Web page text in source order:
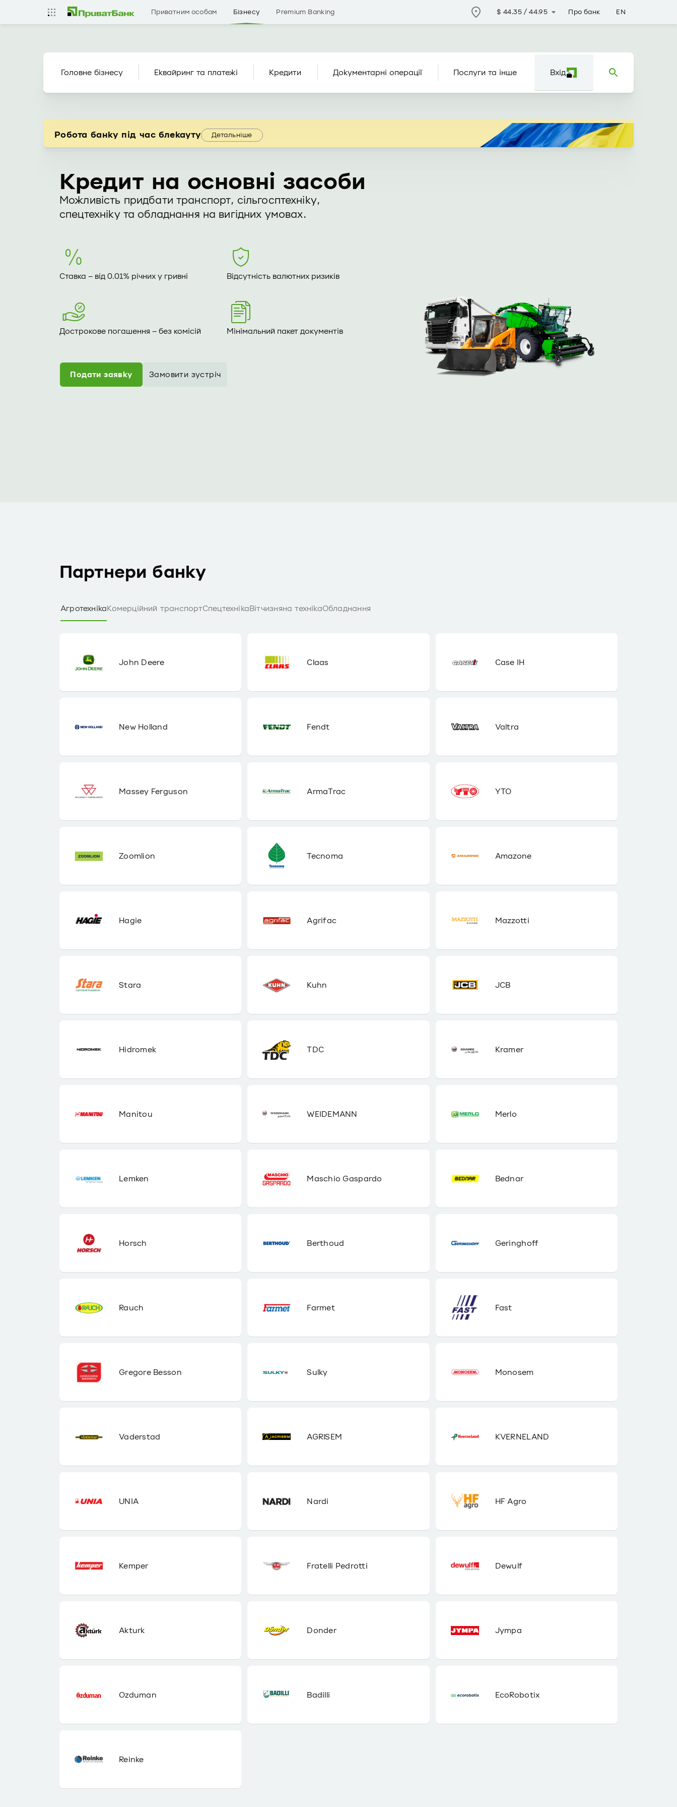
Приватним особам Бізнесу Premium Banking $ 44.35 /44.95 Про банк EN
Головне бізнесу Еквайринг та платежі Кредити Документарні операції Послуги та інше Вхід
Робота банку під час блекауту Детальніше
Кредит на основні засоби
Можливість придбати транспорт, сільгосптехніку,
спецтехніку та обладнання на вигідних умовах.
Ставка – від 0.01% річних у гривні Відсутність валютних ризиків
Дострокове погашення – без комісій Мінімальний пакет документів
Подати заявку Замовити зустріч
Партнери банку
АгротехнікаКомерційний транспортСпецтехнікаВітчизняна технікаОбладнання
John Deere Claas Case IH
New Holland Fendt Valtra
Massey Ferguson ArmaTrac YTO
Zoomlion Tecnoma Amazone
Hagie Agrifac Mazzotti
Stara Kuhn JCB
Hidromek TDC Kramer
Manitou WEIDEMANN Merlo
Lemken Maschio Gaspardo Bednar
Horsch Berthoud Geringhoff
Rauch Farmet Fast
Gregore Besson Sulky Monosem
Vaderstad AGRISEM KVERNELAND
UNIA Nardi HF Agro
Kemper Fratelli Pedrotti Dewulf
Akturk Donder Jympa
Ozduman Badilli EcoRobotix
Reinke